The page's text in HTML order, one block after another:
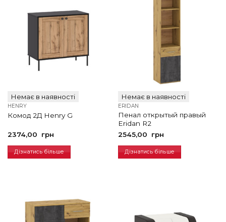
Немає в наявності
HENRY
Комод 2Д Henry G
2374,00 грн
Дізнатись більше
Немає в наявності
ERIDAN
Пенал открытый правый
Eridan R2
2545,00
грн
Дізнатись більше